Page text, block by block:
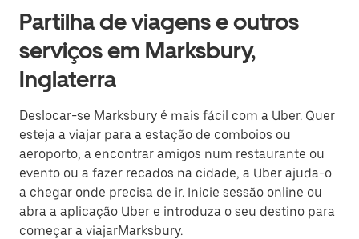
Partilha de viagens e outros
serviços em Marksbury,
Inglaterra
Deslocar-se Marksbury é mais fácil com a Uber. Quer
esteja a viajar para a estação de comboios ou
aeroporto, a encontrar amigos num restaurante ou
evento ou a fazer recados na cidade, a Uber ajuda-o
a chegar onde precisa de ir. Inicie sessão online ou
abra a aplicação Uber e introduza o seu destino para
começar a viajarMarksbury.